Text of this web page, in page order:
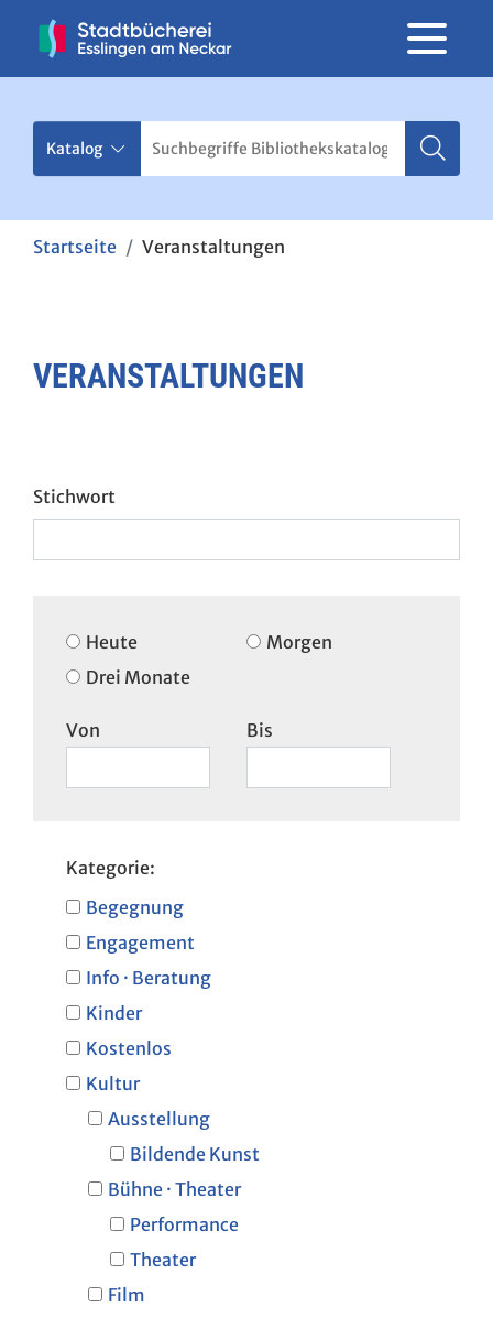
Startseite Veranstaltungen
VERANSTALTUNGEN
Heute
Morgen
Drei Monate
Von Bis
Kategorie:
Begegnung
Engagement
Info · Beratung
Kinder
Kostenlos
Kultur
Ausstellung
Bildende Kunst
Bühne · Theater
Performance
Theater
Film